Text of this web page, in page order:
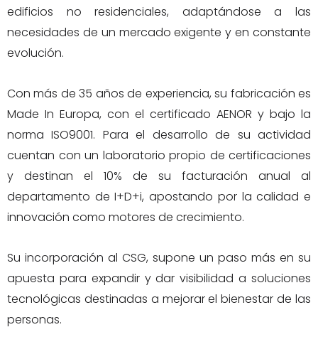
edificios no residenciales, adaptándose a las
necesidades de un mercado exigente y en constante
evolución.
Con más de 35 años de experiencia, su fabricación es
Made In Europa, con el certificado AENOR y bajo la
norma ISO9001. Para el desarrollo de su actividad
cuentan con un laboratorio propio de certificaciones
y destinan el 10% de su facturación anual al
departamento de I+D+i, apostando por la calidad e
innovación como motores de crecimiento.
Su incorporación al CSG, supone un paso más en su
apuesta para expandir y dar visibilidad a soluciones
tecnológicas destinadas a mejorar el bienestar de las
personas.